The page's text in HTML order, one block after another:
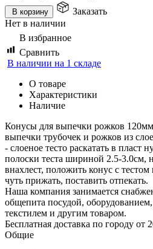
В корзину
Заказать
Нет в наличии
В избранное
Сравнить
В наличии на 1 складе
О товаре
Характеристики
Наличие
Конусы для выпечки рожков
выпечки трубочек и рожков из
- слоеное тесто раскатать в пласт
полоски теста шириной 2.5-3.0см,
внахлест, положить конус с
чуть прижать, поставить отпекать.
Наша компания занимается
общепита посудой,
текстилем и другим товаром.
Бесплатная доставка по городу от
Общие